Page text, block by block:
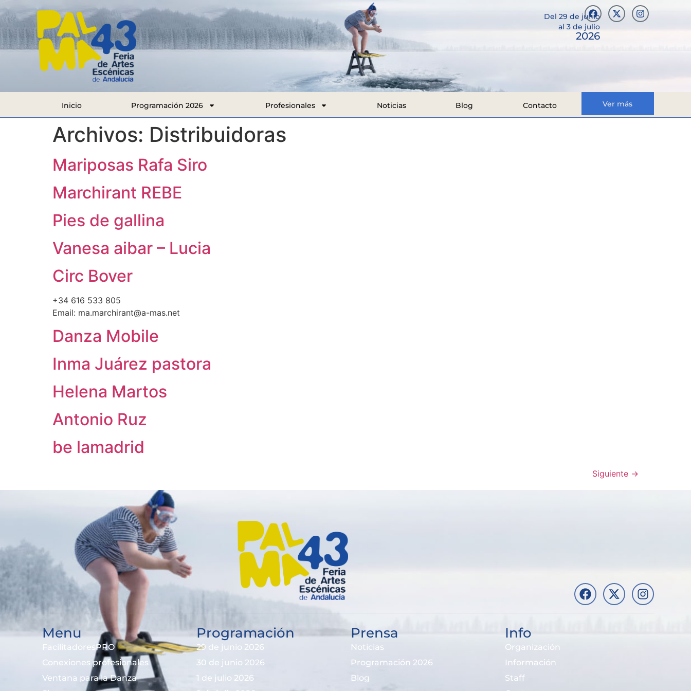
Del 29 de junio
al 3 de julio
2026
Inicio Programación 2026 Profesionales Noticias Blog Contacto Ver más
Archivos: Distribuidoras
Mariposas Rafa Siro
Marchirant REBE
Pies de gallina
Vanesa aibar – Lucia
Circ Bover
+34 616 533 805
Email: ma.marchirant@a-mas.net
Danza Mobile
Inma Juárez pastora
Helena Martos
Antonio Ruz
be lamadrid
Siguiente →
Menu
FacilitadoresPRO
Conexiones profesionales
Ventana para la Danza
Programación
29 de junio 2026
30 de junio 2026
1 de julio 2026
Prensa
Noticias
Programación 2026
Blog
Info
Organización
Información
Staff